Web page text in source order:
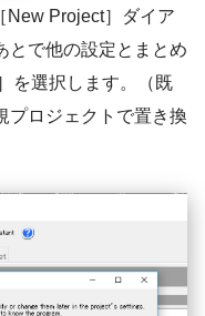
New Project］ダイア
とで他の設定とまとめ
を選択します。（既
プロジェクトで置き換